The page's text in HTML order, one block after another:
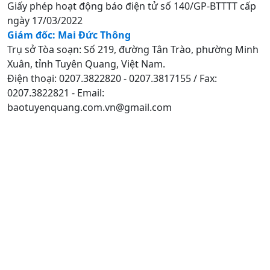
Giấy phép hoạt động báo điện tử số 140/GP-BTTTT cấp
ngày 17/03/2022
Giám đốc: Mai Đức Thông
Trụ sở Tòa soạn: Số 219, đường Tân Trào, phường Minh
Xuân, tỉnh Tuyên Quang, Việt Nam.
Điện thoại: 0207.3822820 - 0207.3817155 / Fax:
0207.3822821 - Email:
baotuyenquang.com.vn@gmail.com